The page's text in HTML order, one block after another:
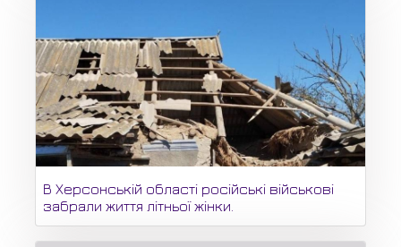
В Херсонській області російські військові
забрали життя літньої жінки.